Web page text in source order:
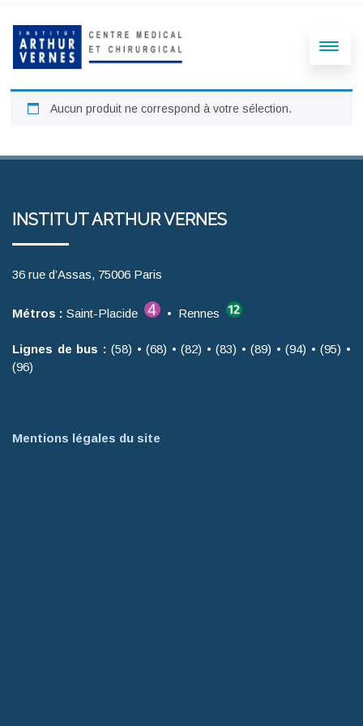
Aucun produit ne correspond à votre sélection.
INSTITUT ARTHUR VERNES
36 rue d’Assas, 75006 Paris
Métros : Saint-Placide • Rennes
Lignes de bus : (58) • (68) • (82) • (83) • (89) • (94) • (95) •
(96)
Mentions légales du site